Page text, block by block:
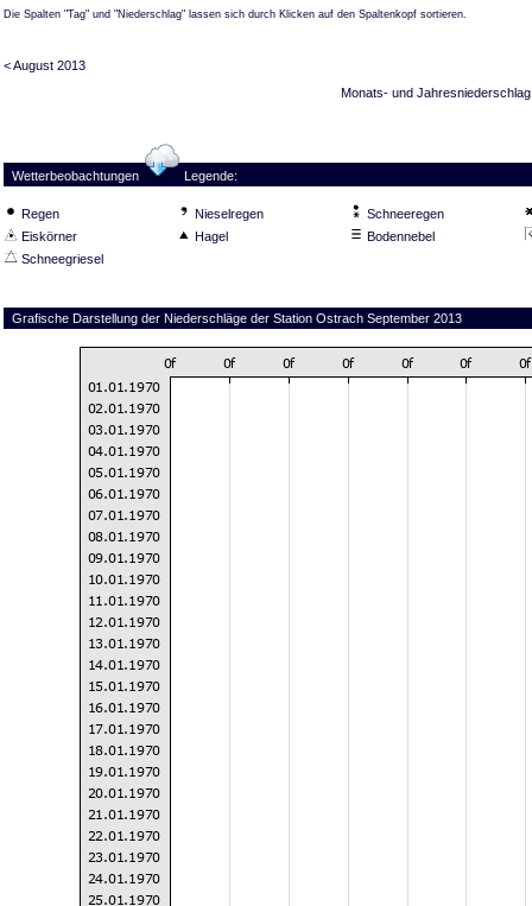
Die Spalten "Tag" und "Niederschlag" lassen sich durch Klicken auf den Spaltenkopf sortieren.
< August 2013
Monats- und Jahresniederschlag
Wetterbeobachtungen Legende:
Regen Nieselregen
Schneeregen
Eiskörner
Hagel
Bodennebel
Schneegriesel
Grafische Darstellung der Niederschläge der Station Ostrach September 2013